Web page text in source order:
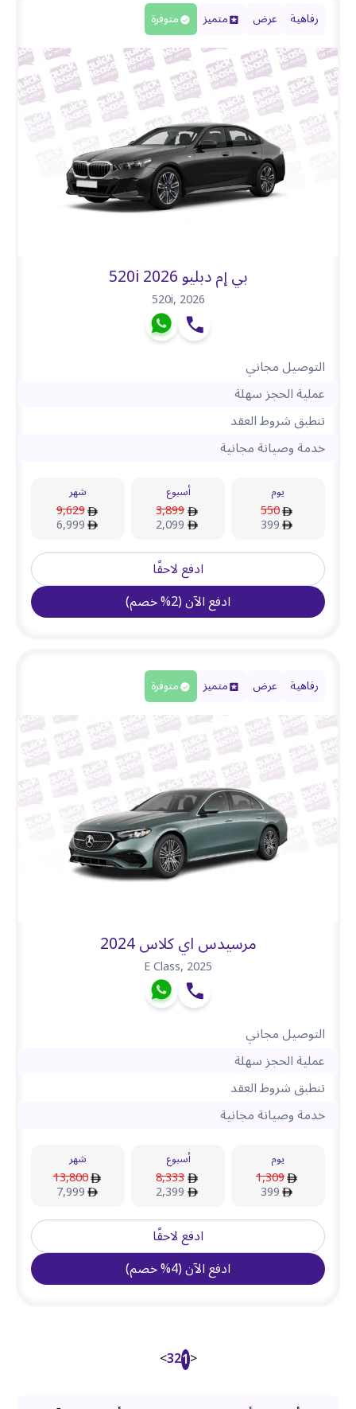
رفاهية عرض متميز متوفرة
بي إم دبليو 520i 2026
520i,2026
التوصيل مجاني
عملية الحجز سهلة
تنطبق شروط العقد
خدمة وصيانة مجانية
يوم
550
399
أسبوع
3,899
2,099
شهر
9,629
6,999
ادفع لاحقًا
ادفع الآن(
2
%خصم)
رفاهية عرض متميز متوفرة
مرسيدس اي كلاس 2024
E Class,2025
التوصيل مجاني
عملية الحجز سهلة
تنطبق شروط العقد
خدمة وصيانة مجانية
يوم
1,309
399
أسبوع
8,333
2,399
شهر
13,800
7,999
ادفع لاحقًا
ادفع الآن(
4
%خصم)
<
1
2
3
>